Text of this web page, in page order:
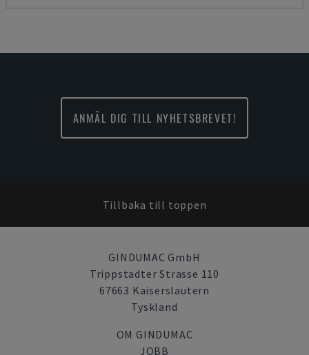
ANMÄL DIG TILL NYHETSBREVET!
Tillbaka till toppen
GINDUMAC GmbH
Trippstadter Strasse 110
67663 Kaiserslautern
Tyskland
OM GINDUMAC
JOBB